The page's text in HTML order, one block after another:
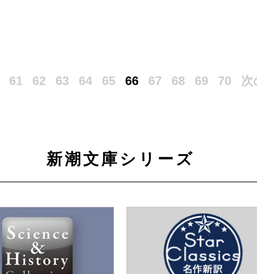
61 62 63 64 65 66 67 68 69 70 次
新潮文庫シリーズ